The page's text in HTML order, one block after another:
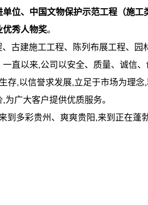
位、中国文物保护示范工程（施
优秀人物奖。
建施工工程、陈列布展工程、园
直以来,公司以安全、质量、诚信
存,以信誉求发展,立足于市场为理
广大客户提供优质服务。
多彩贵州、爽爽贵阳,来到正在蓬